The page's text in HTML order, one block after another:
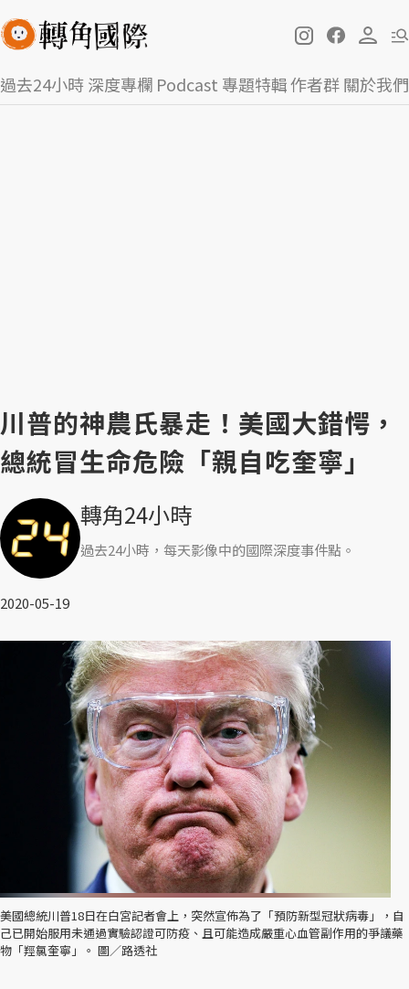
過去24小時深度專欄 Podcast 專題特輯作者群關於我們
川普的神農氏暴走！美國大錯愕，
總統冒生命危險「親自吃奎寧」
轉角24小時
過去24小時，每天影像中的國際深度事件點。
2020-05-19
美國總統川普18日在白宮記者會上，突然宣佈為了「預防新型冠狀病毒」，自
己已開始服用未通過實驗認證可防疫、且可能造成嚴重心血管副作用的爭議藥
物「羥氯奎寧」。 圖／路透社